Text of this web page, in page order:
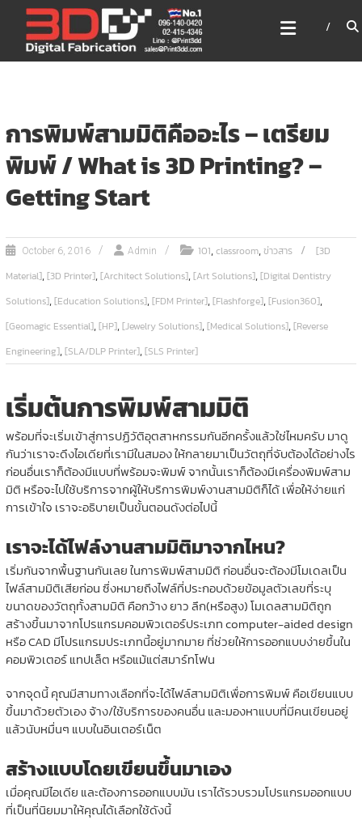
content
3DD DIGITAL FABRICATION
เครื่องพิมพ์3มิติ สแกนเนอร์
เลเซอร์
การพิมพ์สามมิติคืออะไร – เตรียม
พิมพ์ / What is 3D Printing? –
Getting Start
October 6, 2016 Admin 101,classroom,ข่าวสาร
[3D
Material],[3D Printer],[Architect Solutions],[Art Solutions],[Digital Dentistry
Solutions],[Education Solutions],[FDM Printer],[Flashforge],[Fusion360],
[Geomagic Essential],[HP],[Jewelry Solutions],[Medical Solutions],[Reverse
Engineering],[SLA/DLP Printer],[SLS Printer]
เริ่มต้นการพิมพ์สามมิติ
พร้อมที่จะเริ่มเข้าสู่การปฏิวัติอุตสาหกรรมกันอีกครั้งแล้วใช่ไหมครับ มาดู
กันว่าเราจะดึงไอเดียที่เรามีในสมอง ให้กลายมาเป็นวัตถุที่จับต้องได้อย่างไร
ก่อนอื่นเราก็ต้องมีแบบที่พร้อมจะพิมพ์ จากนั้นเราก็ต้องมีเครื่องพิมพ์สาม
มิติ หรือจะไปใช้บริการจากผู้ให้บริการพิมพ์งานสามมิติก็ได้ เพื่อให้ง่ายแก่
การเข้าใจ เราจะอธิบายเป็นขั้นตอนดังต่อไปนี้
เราจะได้ไฟล์งานสามมิติมาจากไหน?
เริ่มกันจากพื้นฐานกันเลย ในการพิมพ์สามมิติ ก่อนอื่นจะต้องมีโมเดลเป็น
ไฟล์สามมิติเสียก่อน ซึ่งหมายถึงไฟล์ที่ประกอบด้วยข้อมูลตัวเลขที่ระบุ
ขนาดของวัตถุทั้งสามมิติ คือกว้าง ยาว ลึก(หรือสูง) โมเดลสามมิติถูก
สร้างขึ้นมาจากโปรแกรมคอมพิวเตอร์ประเภท computer-aided design
หรือ CAD มีโปรแกรมประเภทนี้อยู่มากมาย ที่ช่วยให้การออกแบบง่ายขึ้นใน
คอมพิวเตอร์ แทปเล็ต หรือแม้แต่สมาร์ทโฟน
จากจุดนี้ คุณมีสามทางเลือกที่จะได้ไฟล์สามมิติเพื่อการพิมพ์ คือเขียนแบบ
ขึ้นมาด้วยตัวเอง จ้าง/ใช้บริการของคนอื่น และมองหาแบบที่มีคนเขียนอยู่
แล้วนับหมื่นๆ แบบในอินเตอร์เน็ต
สร้างแบบโดยเขียนขึ้นมาเอง
เมื่อคุณมีไอเดีย และต้องการออกแบบมัน เราได้รวบรวมโปรแกรมออกแบบ
ที่เป็นที่นิยมมาให้คุณได้เลือกใช้ดังนี้